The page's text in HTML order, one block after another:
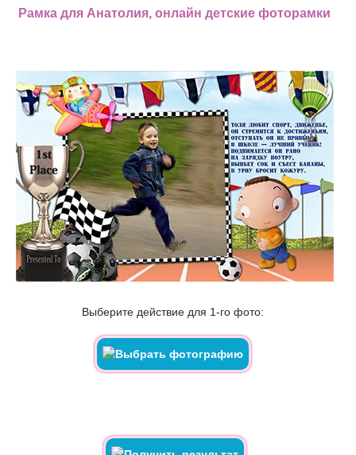
Рамка для Анатолия, онлайн детские фоторамки
Выберите действие для 1-го фото: